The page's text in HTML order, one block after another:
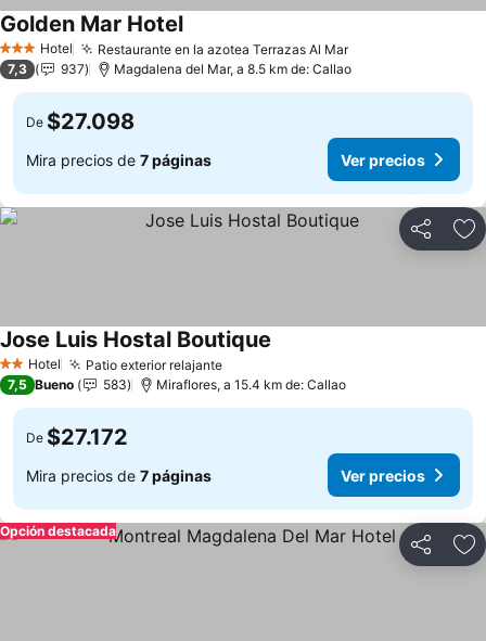
3 Estrellas
Hotel Restaurante en la azotea Terrazas Al Mar
Golden Mar Hotel
7,3 937 Magdalena del Mar, a 8.5 km de: Callao
De $27.098
Mira precios de 7 páginas Ver precios
Compartir
2 Estrellas
Hotel Patio exterior relajante
Jose Luis Hostal Boutique
7,5 Bueno 583 Miraflores, a 15.4 km de: Callao
De $27.172
Mira precios de 7 páginas Ver precios
Compartir
Opción destacada